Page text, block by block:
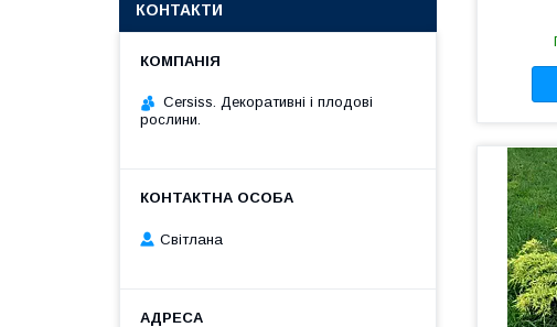
КОНТАКТИ
Cersiss. Декоративні і плодові
рослини.
Світлана